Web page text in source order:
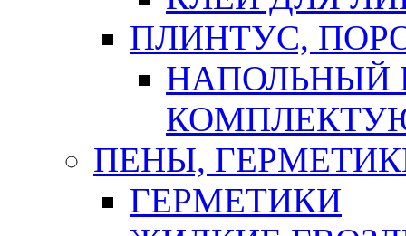
ПЛИНТУС,
НАПОЛЬНЫЙ
ПЕНЫ,
ГЕРМЕТИКИ